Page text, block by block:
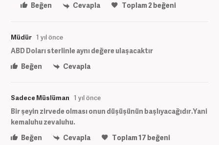
Beğen
Cevapla Toplam2beğeni
Müdür 1 yıl önce
ABD Doları sterlinle aynı değere ulaşacaktır
Beğen
Cevapla
Sadece Müslüman 1 yıl önce
Bir şeyin zirvede olması onun düşüşünün başlıyacağıdır.Yani
kemaluhu zevaluhu.
Beğen
Cevapla Toplam17 beğeni